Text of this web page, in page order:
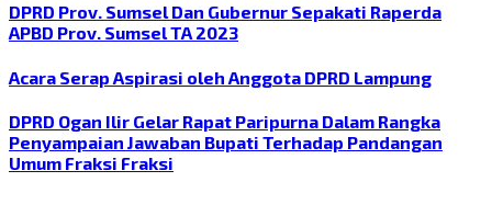
DPRD Prov. Sumsel Dan Gubernur Sepakati Raperda
APBD Prov. Sumsel TA 2023
Acara Serap Aspirasi oleh Anggota DPRD Lampung
DPRD Ogan Ilir Gelar Rapat Paripurna Dalam Rangka
Penyampaian Jawaban Bupati Terhadap Pandangan
Umum Fraksi Fraksi